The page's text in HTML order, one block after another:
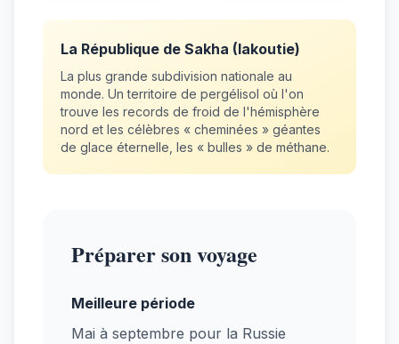
La République de Sakha (Iakoutie)
La plus grande subdivision nationale au
monde. Un territoire de pergélisol où l'on
trouve les records de froid de l'hémisphère
nord et les célèbres « cheminées » géantes
de glace éternelle, les « bulles » de méthane.
Préparer son voyage
Meilleure période
Mai à septembre pour la Russie